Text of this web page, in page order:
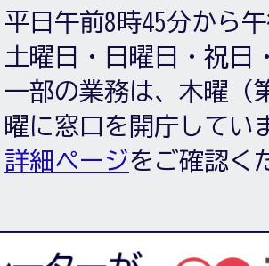
平日午前8時45分から
土曜日・日曜日・祝日
一部の業務は、木曜（
曜に窓口を開庁してい
詳細ページをご確認く